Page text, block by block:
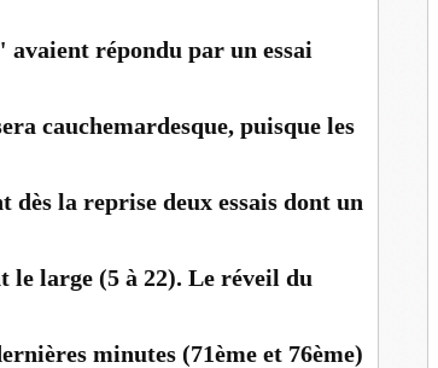
répondu par un essai
cauchemardesque, puisque les
la reprise deux essais dont un
large (5 à 22). Le réveil du
minutes (71ème et 76ème)